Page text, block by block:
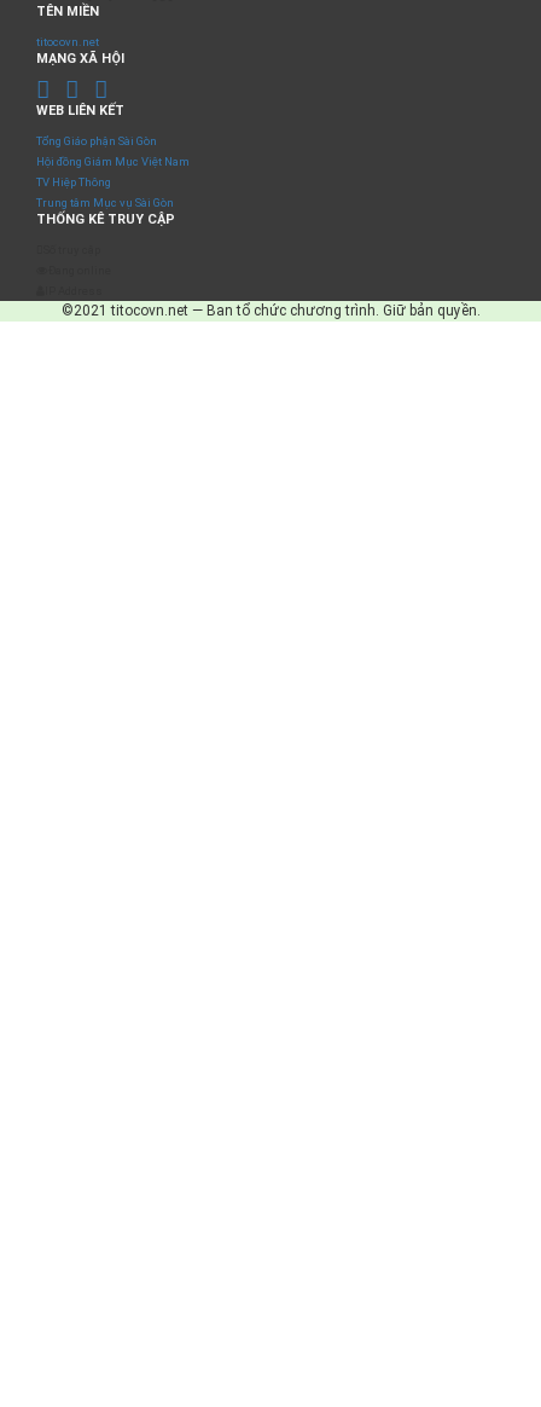
TÊN MIỀN
titocovn.net
MẠNG XÃ HỘI
WEB LIÊN KẾT
Tổng Giáo phận Sài Gòn
Hội đồng Giám Mục Việt Nam
TV Hiệp Thông
Trung tâm Mục vụ Sài Gòn
THỐNG KÊ TRUY CẬP
©2021 titocovn.net — Ban tổ chức chương trình. Giữ bản quyền.